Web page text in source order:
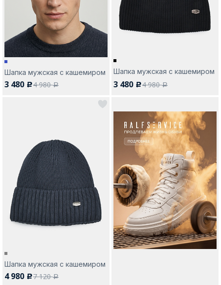
Шапка мужская с кашемиром
3 480 c4 980a
Шапка мужская с кашемиром
3 480 c4 980a
Шапка мужская с кашемиром
4 980 c7 120a